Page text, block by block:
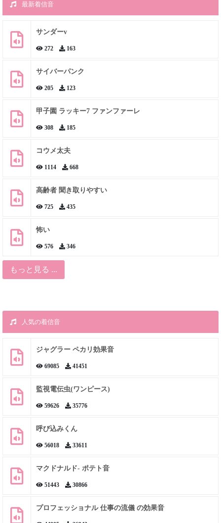
最新着信音
サンダーv
272 163
サイバーパンク
205 123
甲子園 ラッキー7 ファンファーレ
308 185
コウメ太夫
1114 668
高齢者 聞き取りやすい
725 435
怖い
576 346
もっと見る ...
人気の着信音
ジャグラー ペカリ効果音
69085 41451
監視電伝虫(ワンピース)
59626 35776
呼び込みくん
56018 33611
マクドナルド- ポテト音
51443 30866
プロフェッショナル 仕事の流儀 の効果音